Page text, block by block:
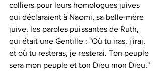
colliers pour leurs homologues juives
qui déclaraient à Naomi, sa belle-mère
juive, les paroles puissantes de Ruth,
qui était une Gentille : "Où tu iras, j'irai,
et où tu resteras, je resterai. Ton peuple
sera mon peuple et ton Dieu mon Dieu."